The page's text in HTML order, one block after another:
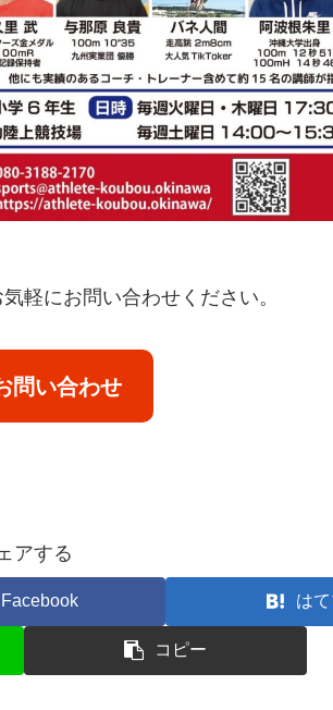
軽にお問い合わせください。
問い合わせ
アする
Facebook は
コピー